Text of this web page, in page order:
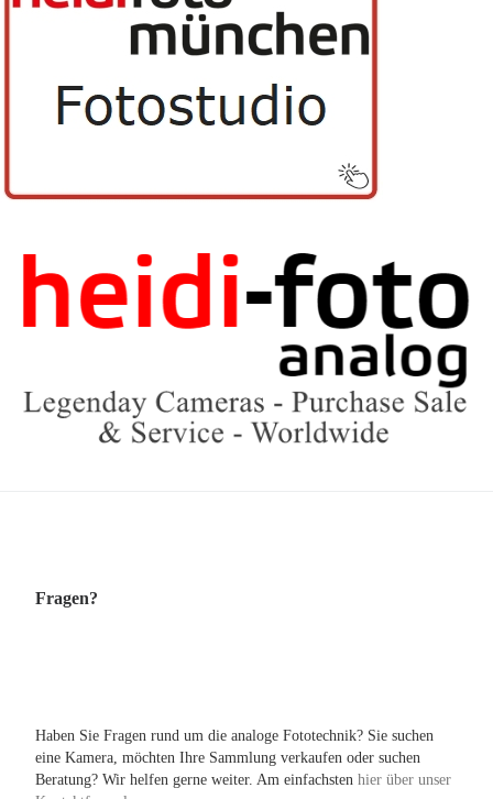
Fragen?
Haben Sie Fragen rund um die analoge Fototechnik? Sie suchen
eine Kamera, möchten Ihre Sammlung verkaufen oder suchen
Beratung? Wir helfen gerne weiter. Am einfachsten hier über unser